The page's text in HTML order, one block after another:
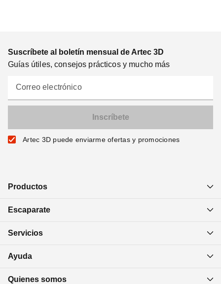
Suscríbete al boletín mensual de Artec 3D
Guías útiles, consejos prácticos y mucho más
Correo electrónico
Artec 3D puede enviarme ofertas y promociones
Productos
Escaparate
Servicios
Ayuda
Quienes somos